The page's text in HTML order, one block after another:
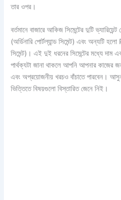
তার ওপর।
বর্তমানে বাজারে আকিজ সিমেন্টের দুটি
(অর্ডিনারি পোর্টল্যান্ড সিমেন্ট) এবং অন্যটি
সিমেন্ট)। এই দুই ধরনের সিমেন্টের মধ্যে দাম
পার্থক্যটা জানা থাকলে আপনি আপনার কাজের
এবং অপ্রয়োজনীয় খরচও বাঁচাতে পারবেন।
ভিত্তিতে বিষয়গুলো বিস্তারিত জেনে নিই।